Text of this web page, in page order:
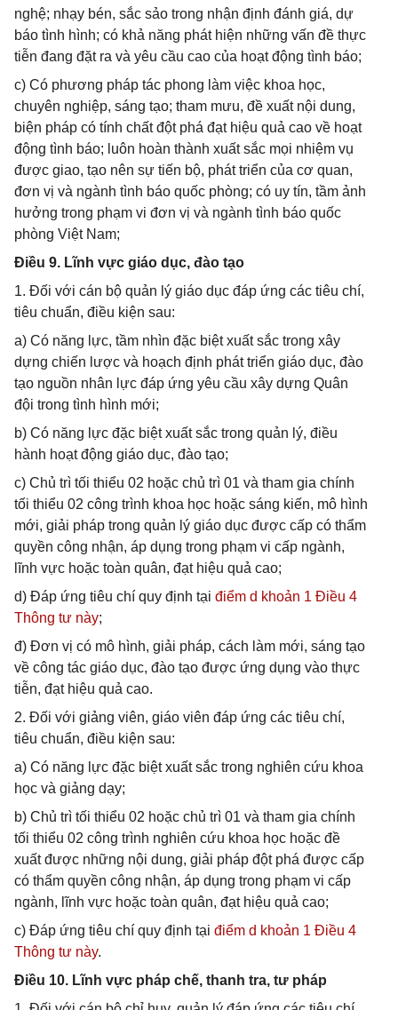
nghệ; nhạy bén, sắc sảo trong nhận định đánh giá, dự
báo tình hình; có khả năng phát hiện những vấn đề thực
tiễn đang đặt ra và yêu cầu cao của hoạt động tình báo;
c) Có phương pháp tác phong làm việc khoa học,
chuyên nghiệp, sáng tạo; tham mưu, đề xuất nội dung,
biện pháp có tính chất đột phá đạt hiệu quả cao về hoạt
động tình báo; luôn hoàn thành xuất sắc mọi nhiệm vụ
được giao, tạo nên sự tiến bộ, phát triển của cơ quan,
đơn vị và ngành tình báo quốc phòng; có uy tín, tầm ảnh
hưởng trong phạm vi đơn vị và ngành tình báo quốc
phòng Việt Nam;
Điều 9. Lĩnh vực giáo dục, đào tạo
1. Đối với cán bộ quản lý giáo dục đáp ứng các tiêu chí,
tiêu chuẩn, điều kiện sau:
a) Có năng lực, tầm nhìn đặc biệt xuất sắc trong xây
dựng chiến lược và hoạch định phát triển giáo dục, đào
tạo nguồn nhân lực đáp ứng yêu cầu xây dựng Quân
đội trong tình hình mới;
b) Có năng lực đặc biệt xuất sắc trong quản lý, điều
hành hoạt động giáo dục, đào tạo;
c) Chủ trì tối thiểu 02 hoặc chủ trì 01 và tham gia chính
tối thiểu 02 công trình khoa học hoặc sáng kiến, mô hình
mới, giải pháp trong quản lý giáo dục được cấp có thẩm
quyền công nhận, áp dụng trong phạm vi cấp ngành,
lĩnh vực hoặc toàn quân, đạt hiệu quả cao;
d) Đáp ứng tiêu chí quy định tại điểm d khoản 1 Điều 4
Thông tư này;
đ) Đơn vị có mô hình, giải pháp, cách làm mới, sáng tạo
về công tác giáo dục, đào tạo được ứng dụng vào thực
tiễn, đạt hiệu quả cao.
2. Đối với giảng viên, giáo viên đáp ứng các tiêu chí,
tiêu chuẩn, điều kiện sau:
a) Có năng lực đặc biệt xuất sắc trong nghiên cứu khoa
học và giảng dạy;
b) Chủ trì tối thiểu 02 hoặc chủ trì 01 và tham gia chính
tối thiểu 02 công trình nghiên cứu khoa học hoặc đề
xuất được những nội dung, giải pháp đột phá được cấp
có thẩm quyền công nhận, áp dụng trong phạm vi cấp
ngành, lĩnh vực hoặc toàn quân, đạt hiệu quả cao;
c) Đáp ứng tiêu chí quy định tại điểm d khoản 1 Điều 4
Thông tư này.
Điều 10. Lĩnh vực pháp chế, thanh tra, tư pháp